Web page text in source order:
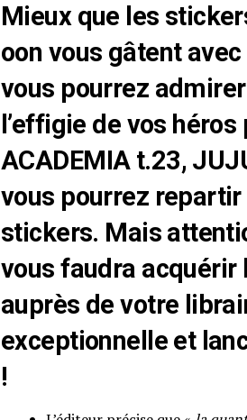
Mieux que les
oon vous gâtent
vous pourrez
l’effigie de vos
ACADEMIA t.23,
vous pourrez repartir
stickers. Mais
vous faudra
auprès de votre
exceptionnelle et
!